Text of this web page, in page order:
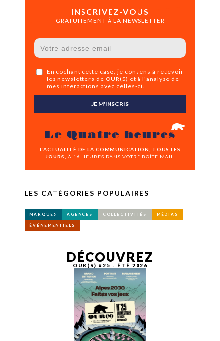
INSCRIVEZ-VOUS
GRATUITEMENT À LA NEWSLETTER
En cochant cette case, je consens à recevoir
les newsletters de OUR(S) et à l'analyse de
mes interactions avec celles-ci.
JE M'INSCRIS
Le Quatre heures
L’ACTUALITÉ DE LA COMMUNICATION, TOUS LES
JOURS,
À 16 HEURES DANS VOTRE BOÎTE MAIL.
LES CATÉGORIES POPULAIRES
MARQUES AGENCES COLLECTIVITÉS MÉDIAS
ÉVÉNEMENTIELS
DÉCOUVREZ
OUR(S) #25 - ÉTÉ 2026